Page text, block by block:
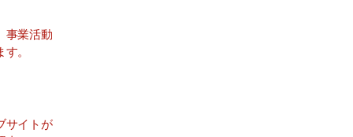
事業活動
。
サイトが